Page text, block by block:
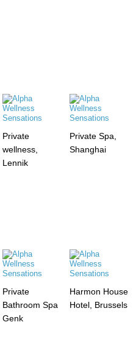
Private
wellness,
Lennik
Private Spa,
Shanghai
Private
Bathroom Spa
Genk
Harmon House
Hotel, Brussels